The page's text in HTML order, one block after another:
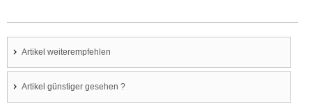
Artikel weiterempfehlen
Artikel günstiger gesehen ?